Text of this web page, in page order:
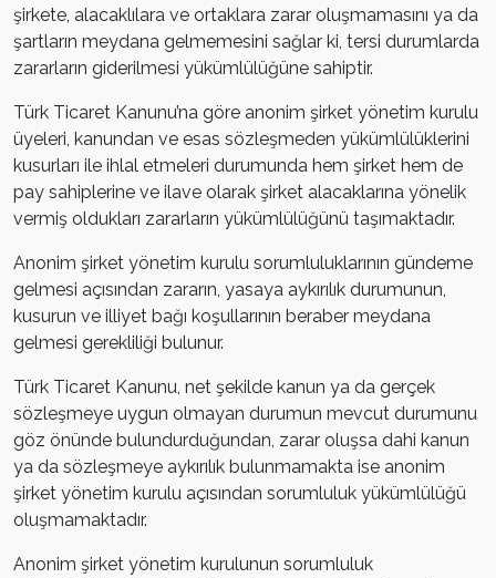
şirkete, alacaklılara ve ortaklara zarar oluşmamasını ya da
şartların meydana gelmemesini sağlar ki, tersi durumlarda
zararların giderilmesi yükümlülüğüne sahiptir.
Türk Ticaret Kanunu’na göre anonim şirket yönetim kurulu
üyeleri, kanundan ve esas sözleşmeden yükümlülüklerini
kusurları ile ihlal etmeleri durumunda hem şirket hem de
pay sahiplerine ve ilave olarak şirket alacaklarına yönelik
vermiş oldukları zararların yükümlülüğünü taşımaktadır.
Anonim şirket yönetim kurulu sorumluluklarının gündeme
gelmesi açısından zararın, yasaya aykırılık durumunun,
kusurun ve illiyet bağı koşullarının beraber meydana
gelmesi gerekliliği bulunur.
Türk Ticaret Kanunu, net şekilde kanun ya da gerçek
sözleşmeye uygun olmayan durumun mevcut durumunu
göz önünde bulundurduğundan, zarar oluşsa dahi kanun
ya da sözleşmeye aykırılık bulunmamakta ise anonim
şirket yönetim kurulu açısından sorumluluk yükümlülüğü
oluşmamaktadır.
Anonim şirket yönetim kurulunun sorumluluk